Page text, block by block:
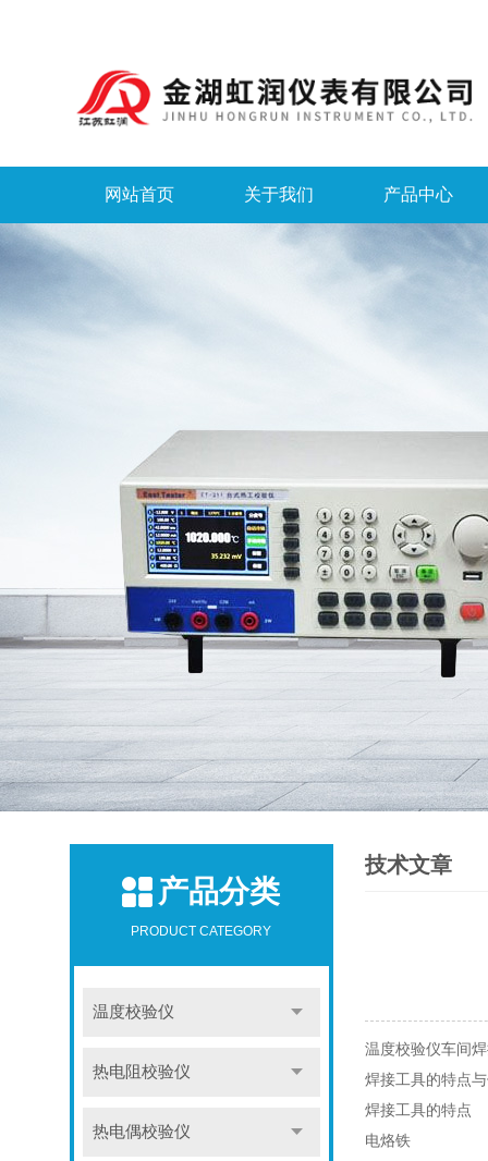
网站首页 关于我们 产品中心
产品分类
PRODUCT CATEGORY
温度校验仪
热电阻校验仪
热电偶校验仪
技术文章
温度校验仪车间
焊接工具的特点
焊接工具的特点
电烙铁